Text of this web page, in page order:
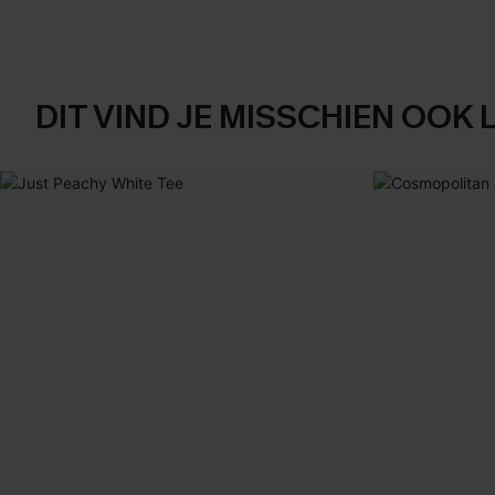
DIT VIND JE MISSCHIEN OOK